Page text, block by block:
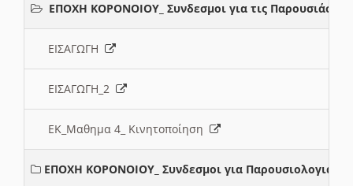
ΕΠΟΧΗ ΚΟΡΟΝΟΙΟΥ_ Συνδεσμοι για τις Παρουσιάσεις
ΕΙΣΑΓΩΓΗ
ΕΙΣΑΓΩΓΗ_2
ΕΚ_Μαθημα 4_ Κινητοποίηση
ΕΠΟΧΗ ΚΟΡΟΝΟΙΟΥ_ Συνδεσμοι για Παρουσιολογια